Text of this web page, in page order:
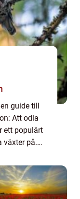
guide till
Att odla
ett populärt
växter på.